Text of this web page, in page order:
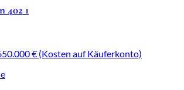
402 1
€ (Kosten auf Käuferkonto)